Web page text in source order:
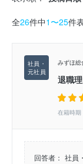
全26件中1〜25件
みずほ総
退職
在籍時
回答者： 社員